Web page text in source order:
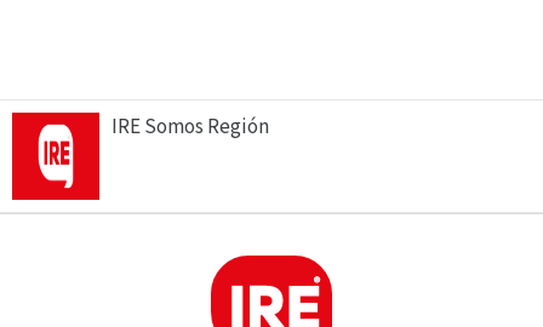
IRE Somos Región